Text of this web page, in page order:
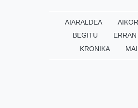
AIARALDEA AIKOR
BEGITU
ERRAN
KRONIKA